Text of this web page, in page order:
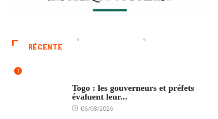
RÉCENTE
1
Togo : les gouverneurs et préfets
évaluent leur...
06/08/2026